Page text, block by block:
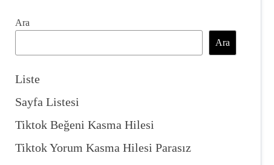
Ara
Ara
Liste
Sayfa Listesi
Tiktok Beğeni Kasma Hilesi
Tiktok Yorum Kasma Hilesi Parasız